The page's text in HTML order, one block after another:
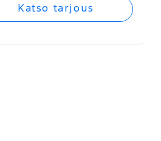
Katso tarjous